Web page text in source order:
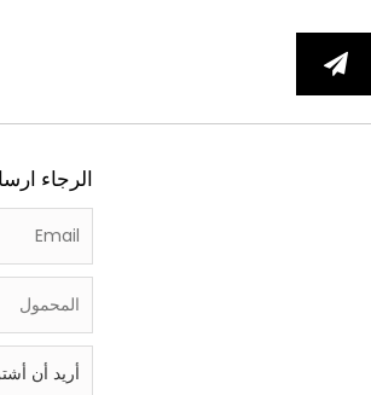
الرجاء